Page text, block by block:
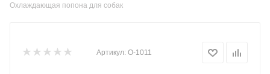
Охлаждающая попона для собак
Артикул: О-1011